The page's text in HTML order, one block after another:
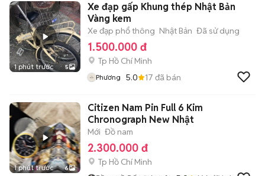
1 phút trước 5
Xe đạp gấp Khung thép Nhật Bản
Vàng kem
Xe đạp phổ thông Nhật Bản Đã sử dụng
1.500.000 đ
Tp Hồ Chí Minh
Phương 5.0 17 đã bán
1 phút trước 6
Citizen Nam Pin Full 6 Kim
Chronograph New Nhật
Mới Đồ nam
2.300.000 đ
Tp Hồ Chí Minh